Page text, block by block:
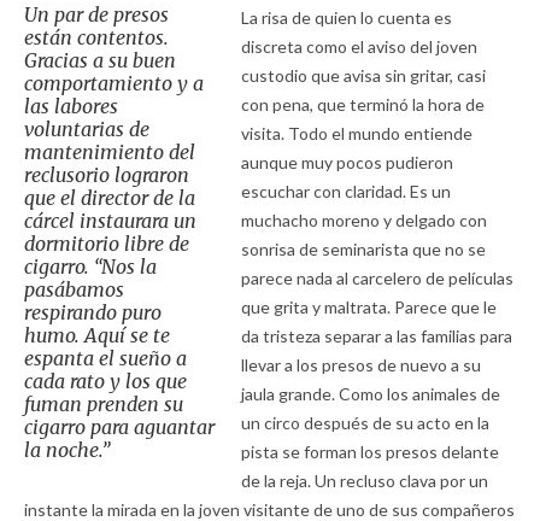
Un par de presos
están contentos.
Gracias a su buen
comportamiento y a
las labores
voluntarias de
mantenimiento del
reclusorio lograron
que el director de la
cárcel instaurara un
dormitorio libre de
cigarro. “Nos la
pasábamos
respirando puro
humo. Aquí se te
espanta el sueño a
cada rato y los que
fuman prenden su
cigarro para aguantar
la noche.”
La risa de quien lo cuenta es
discreta como el aviso del joven
custodio que avisa sin gritar, casi
con pena, que terminó la hora de
visita. Todo el mundo entiende
aunque muy pocos pudieron
escuchar con claridad. Es un
muchacho moreno y delgado con
sonrisa de seminarista que no se
parece nada al carcelero de películas
que grita y maltrata. Parece que le
da tristeza separar a las familias para
llevar a los presos de nuevo a su
jaula grande. Como los animales de
un circo después de su acto en la
pista se forman los presos delante
de la reja. Un recluso clava por un
instante la mirada en la joven visitante de uno de sus compañeros